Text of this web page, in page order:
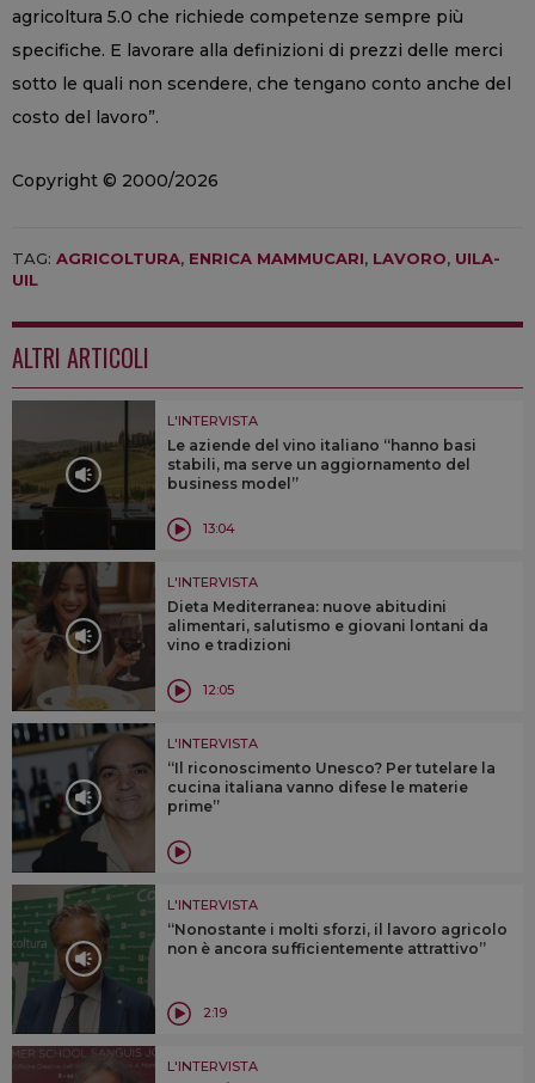
agricoltura 5.0 che richiede competenze sempre più
specifiche. E lavorare alla definizioni di prezzi delle merci
sotto le quali non scendere, che tengano conto anche del
costo del lavoro”.
Copyright © 2000/2026
TAG: AGRICOLTURA, ENRICA MAMMUCARI, LAVORO, UILA-
UIL
ALTRI ARTICOLI
L'INTERVISTA
Le aziende del vino italiano “hanno basi
stabili, ma serve un aggiornamento del
business model”
13:04
L'INTERVISTA
Dieta Mediterranea: nuove abitudini
alimentari, salutismo e giovani lontani da
vino e tradizioni
12:05
L'INTERVISTA
“Il riconoscimento Unesco? Per tutelare la
cucina italiana vanno difese le materie
prime”
L'INTERVISTA
“Nonostante i molti sforzi, il lavoro agricolo
non è ancora sufficientemente attrattivo”
2:19
L'INTERVISTA